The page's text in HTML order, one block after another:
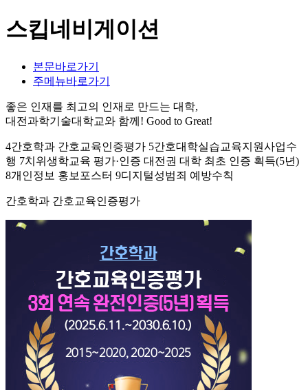
스킵네비게이션
본문바로가기
주메뉴바로가기
좋은 인재를 최고의 인재로 만드는 대학,
대전과학기술대학교와 함께! Good to Great!
4간호학과 간호교육인증평가 5간호대학실습교육지원사업수
행 7치위생학교육 평가·인증 대전권 대학 최초 인증 획득(5년)
8개인정보 홍보포스터 9디지털성범죄 예방수칙
간호학과 간호교육인증평가